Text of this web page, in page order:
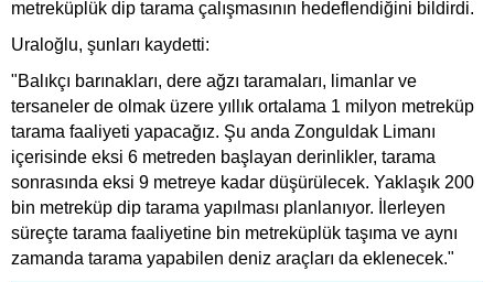
metreküplük dip tarama çalışmasının hedeflendiğini bildirdi.
Uraloğlu, şunları kaydetti:
"Balıkçı barınakları, dere ağzı taramaları, limanlar ve
tersaneler de olmak üzere yıllık ortalama 1 milyon metreküp
tarama faaliyeti yapacağız. Şu anda Zonguldak Limanı
içerisinde eksi 6 metreden başlayan derinlikler, tarama
sonrasında eksi 9 metreye kadar düşürülecek. Yaklaşık 200
bin metreküp dip tarama yapılması planlanıyor. İlerleyen
süreçte tarama faaliyetine bin metreküplük taşıma ve aynı
zamanda tarama yapabilen deniz araçları da eklenecek."